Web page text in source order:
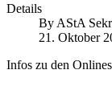
Details
By AStA
21. Oktober
Infos zu den